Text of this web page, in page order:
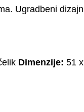
Ugradbeni dizajn
Dimenzije: 51 x